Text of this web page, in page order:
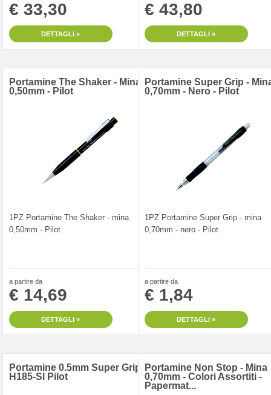
€ 33,30
DETTAGLI »
€ 43,80
DETTAGLI »
Portamine The Shaker - Mina
0,50mm - Pilot
1PZ Portamine The Shaker - mina
0,50mm - Pilot
a partire da
€ 14,69
DETTAGLI »
Portamine Super Grip -
0,70mm - Nero - Pilot
1PZ Portamine Super Grip - mina
0,70mm - nero - Pilot
a partire da
€ 1,84
DETTAGLI »
Portamine 0.5mm Super Grip
H185-Sl Pilot
Portamine Non Stop - Mina
0,70mm - Colori Assortiti -
Papermat...